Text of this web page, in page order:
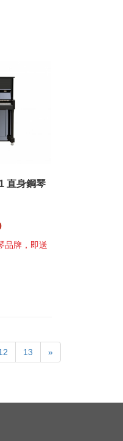
直身鋼琴
品牌，即送
13 »